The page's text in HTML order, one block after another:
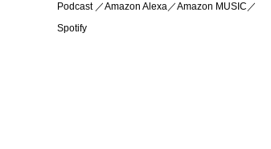
Podcast ／Amazon Alexa／Amazon MUSIC／
Spotify